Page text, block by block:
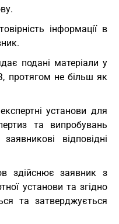
інформації в
подані матеріали у
протягом не більш як
установи для
та випробувань
відповідні
здійснює заявник з
установи та згідно
та затверджується